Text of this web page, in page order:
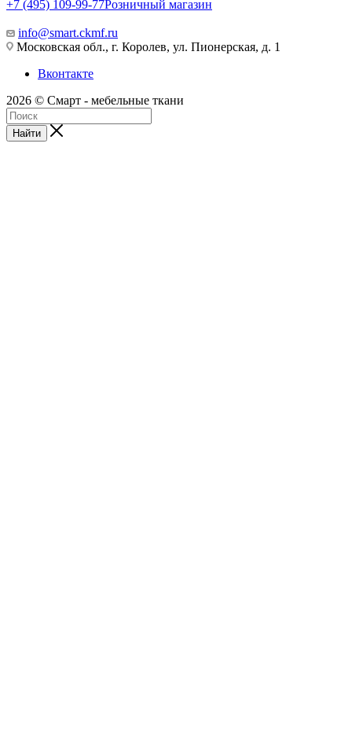
+7 (495) 109-99-77Розничный магазин
info@smart.ckmf.ru
Московская обл., г. Королев, ул. Пионерская, д. 1
Вконтакте
2026 © Смарт - мебельные ткани
Найти